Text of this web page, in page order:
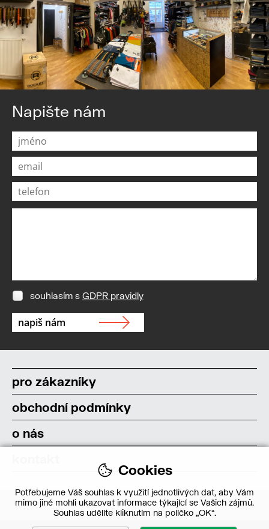
Napište nám
souhlasím s GDPR pravidly
pro zákazníky
obchodní podmínky
o nás
Cookies
Potřebujeme Váš souhlas k využití jednotlivých dat, aby Vám
mimo jiné mohli ukazovat informace týkající se Vašich zájmů.
Souhlas udělíte kliknutím na políčko „OK“.